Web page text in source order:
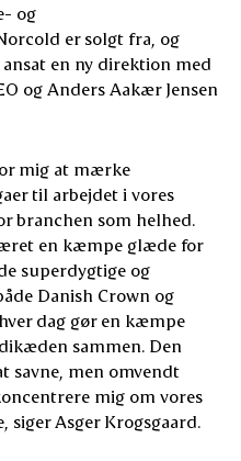
og
er solgt fra, og
en ny direktion med
og Anders Aakær Jensen
mig at mærke
til arbejdet i vores
branchen som helhed.
en kæmpe glæde for
superdygtige og
Danish Crown og
dag gør en kæmpe
sammen. Den
savne, men omvendt
mig om vores
Asger Krogsgaard.